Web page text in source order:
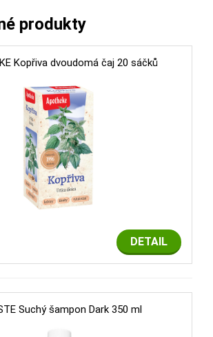
produkty
Kopřiva dvoudomá čaj 20 sáčků
DETAIL
Suchý šampon Dark 350 ml